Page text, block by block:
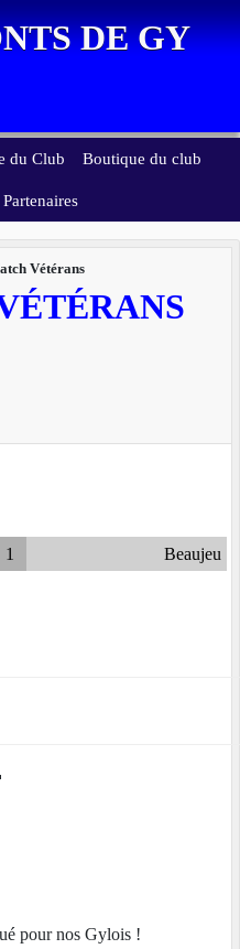
DE GY
du Club Boutique du club
Partenaires
Vétérans
1 Beaujeu
pour nos Gylois !